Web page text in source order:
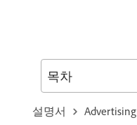
설명서
Advertising
목차